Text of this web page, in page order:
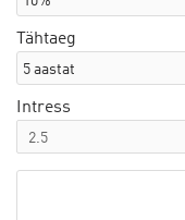
Tähtaeg
Intress